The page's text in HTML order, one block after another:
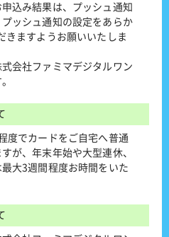
込み結果は、プッシュ通知
ッシュ通知の設定をあらか
きますようお願いいたしま
会社ファミマデジタルワン
度でカードをご自宅へ普通
が、年末年始や大型連休、
大3週間程度お時間をいた